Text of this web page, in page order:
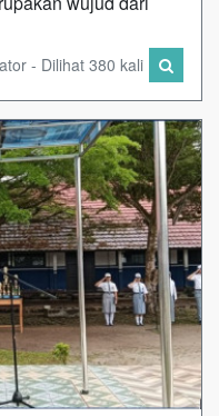
- Dilihat 380 kali